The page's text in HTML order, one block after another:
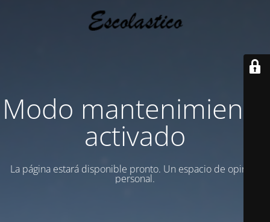
Modo mantenimiento
activado
La página estará disponible pronto. Un espacio de opinion
personal.